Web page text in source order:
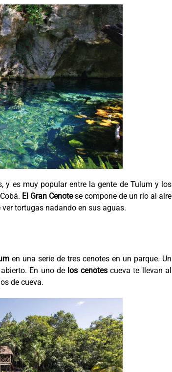
y es muy popular entre la gente de Tulum y los
El Gran Cenotese compone de un río al aire
tortugas nadando en sus aguas.
en una serie de tres cenotes en un parque. Un
En uno de los cenotescueva te llevan al
de cueva.